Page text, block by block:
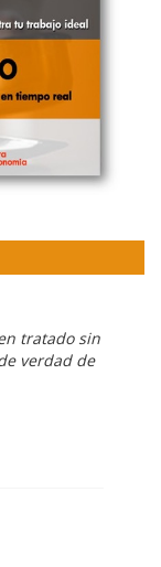
tratado sin
verdad de